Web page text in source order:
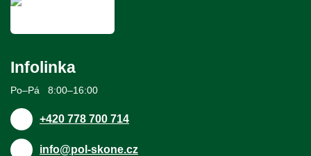
Infolinka
Po–Pá 8:00–16:00
+420 778 700 714
info@pol-skone.cz